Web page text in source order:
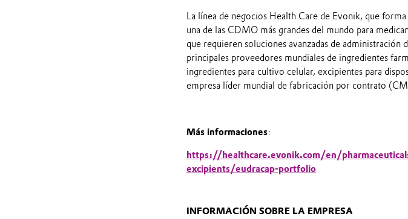
La línea de negocios Health Care de Evonik, que
una de las CDMO más grandes del mundo para
que requieren soluciones avanzadas de administración
principales proveedores mundiales de ingredientes
ingredientes para cultivo celular, excipientes para
empresa líder mundial de fabricación por contrato
Más informaciones:
https://healthcare.evonik.com/en/
excipients/eudracap-portfolio
INFORMACIÓN SOBRE LA EMPRESA